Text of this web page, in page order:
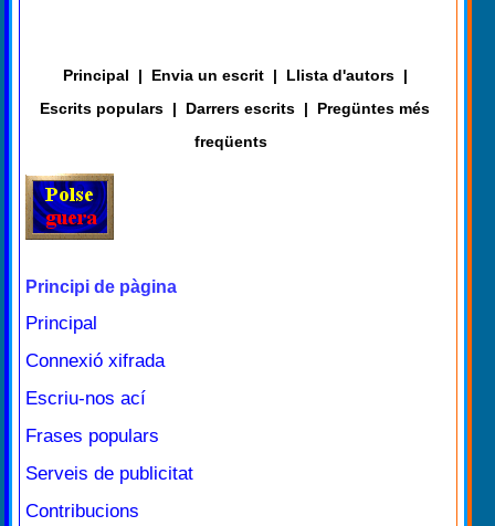
Principal | Envia un escrit | Llista d'autors |
Escrits populars | Darrers escrits |
Pregüntes més
freqüents
Principi de pàgina
Principal
Connexió xifrada
Escriu-nos ací
Frases populars
Serveis de publicitat
Contribucions